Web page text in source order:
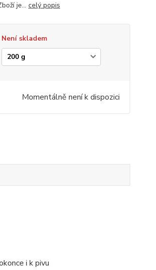
je... celý popis
Není skladem
Momentálně není k dispozici
i k pivu